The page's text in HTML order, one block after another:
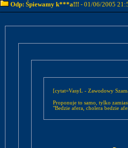
Odp: Śpiewamy k***a!!! - 01/06/2005
[cytat=VasyL - Zawodowy
Proponuje to samo, tylko
"Bedzie afera, cholera bedzie